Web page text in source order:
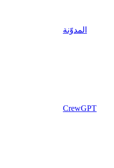
المدوّنة
CrewGPT